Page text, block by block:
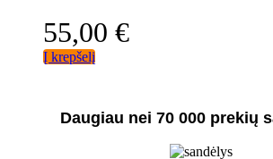
55,00 €
Į krepšelį
Daugiau nei 70 000 prekių